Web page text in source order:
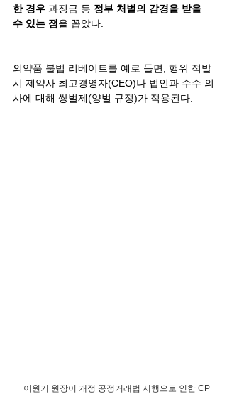
한 경우 과징금 등 정부 처벌의 감경을 받을
수 있는 점 을 꼽았다.
의약품 불법 리베이트를 예로 들면, 행위 적발
시 제약사 최고경영자(CEO)나 법인과 수수 의
사에 대해 쌍벌제(양벌 규정)가 적용된다.